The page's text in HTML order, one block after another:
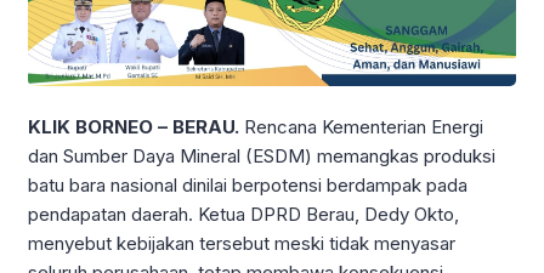
KLIK BORNEO – BERAU. Rencana Kementerian Energi
dan Sumber Daya Mineral (ESDM) memangkas produksi
batu bara nasional dinilai berpotensi berdampak pada
pendapatan daerah. Ketua DPRD Berau, Dedy Okto,
menyebut kebijakan tersebut meski tidak menyasar